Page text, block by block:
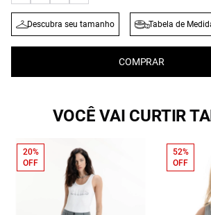
Descubra seu tamanho Tabela de
COMPRAR
VOCÊ VAI CURTIR
20%
OFF
52%
OFF